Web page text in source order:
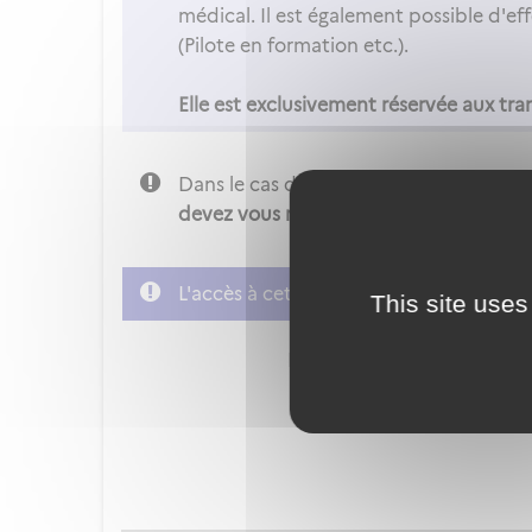
This site
médical. Il est également possible
(Pilote en formation etc.).
Elle est exclusivement réservée aux
Dans le cas d'un transfert sortant,
devez vous rapprochez de votre
L'accès à cette démarche ne vous est
FranceConnect est la